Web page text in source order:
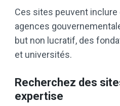
Ces sites peuvent
agences
but non lucratif, des
et universités.
Recherchez des
expertise